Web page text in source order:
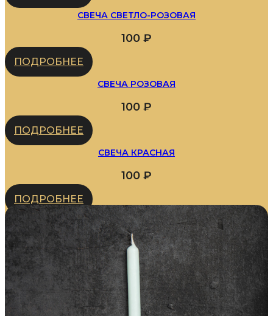
СВЕЧА СВЕТЛО-РОЗОВАЯ
100 ₽
ПОДРОБНЕЕ
СВЕЧА РОЗОВАЯ
100 ₽
ПОДРОБНЕЕ
СВЕЧА КРАСНАЯ
100 ₽
ПОДРОБНЕЕ